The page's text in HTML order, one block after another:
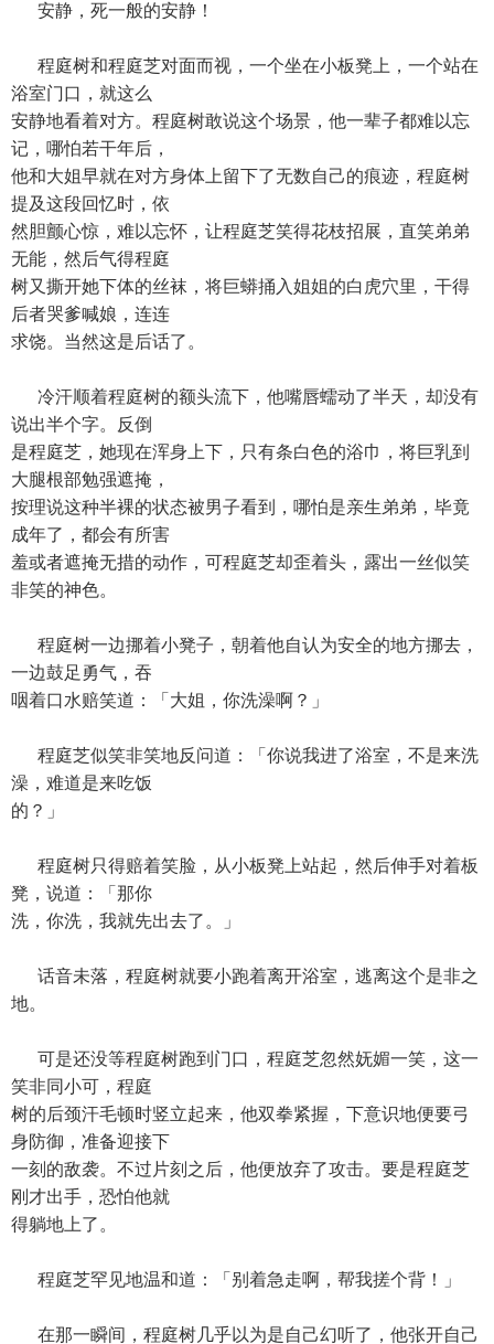
安静，死一般的安静！
程庭树和程庭芝对面而视，一个坐在小板凳上，一个站在
浴室门口，就这么
安静地看着对方。程庭树敢说这个场景，他一辈子都难以忘
记，哪怕若干年后，
他和大姐早就在对方身体上留下了无数自己的痕迹，程庭树
提及这段回忆时，依
然胆颤心惊，难以忘怀，让程庭芝笑得花枝招展，直笑弟弟
无能，然后气得程庭
树又撕开她下体的丝袜，将巨蟒捅入姐姐的白虎穴里，干得
后者哭爹喊娘，连连
求饶。当然这是后话了。
冷汗顺着程庭树的额头流下，他嘴唇蠕动了半天，却没有
说出半个字。反倒
是程庭芝，她现在浑身上下，只有条白色的浴巾，将巨乳到
大腿根部勉强遮掩，
按理说这种半裸的状态被男子看到，哪怕是亲生弟弟，毕竟
成年了，都会有所害
羞或者遮掩无措的动作，可程庭芝却歪着头，露出一丝似笑
非笑的神色。
程庭树一边挪着小凳子，朝着他自认为安全的地方挪去，
一边鼓足勇气，吞
咽着口水赔笑道：「大姐，你洗澡啊？」
程庭芝似笑非笑地反问道：「你说我进了浴室，不是来洗
澡，难道是来吃饭
的？」
程庭树只得赔着笑脸，从小板凳上站起，然后伸手对着板
凳，说道：「那你
洗，你洗，我就先出去了。」
话音未落，程庭树就要小跑着离开浴室，逃离这个是非之
地。
可是还没等程庭树跑到门口，程庭芝忽然妩媚一笑，这一
笑非同小可，程庭
树的后颈汗毛顿时竖立起来，他双拳紧握，下意识地便要弓
身防御，准备迎接下
一刻的敌袭。不过片刻之后，他便放弃了攻击。要是程庭芝
刚才出手，恐怕他就
得躺地上了。
程庭芝罕见地温和道：「别着急走啊，帮我搓个背！」
在那一瞬间，程庭树几乎以为是自己幻听了，他张开自己